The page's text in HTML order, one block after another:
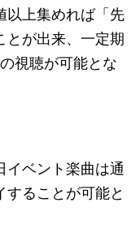
以上集めれば「先
とが出来、一定期
視聴が可能とな
イベント楽曲は通
ることが可能と